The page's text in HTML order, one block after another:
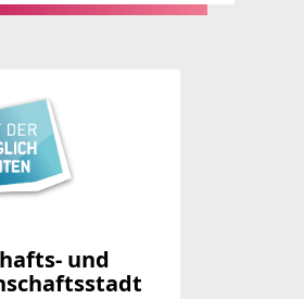
und